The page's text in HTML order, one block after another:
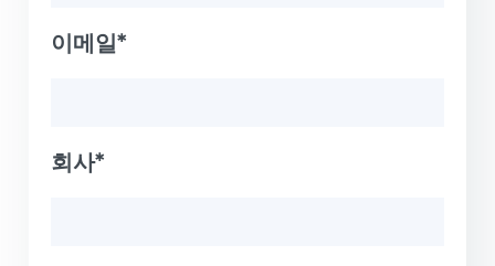
이메일*
회사*